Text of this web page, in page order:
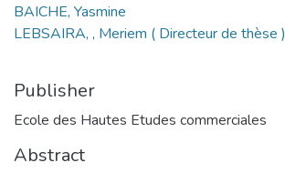
BAICHE, Yasmine
LEBSAIRA, , Meriem ( Directeur de thèse )
Publisher
Ecole des Hautes Etudes commerciales
Abstract